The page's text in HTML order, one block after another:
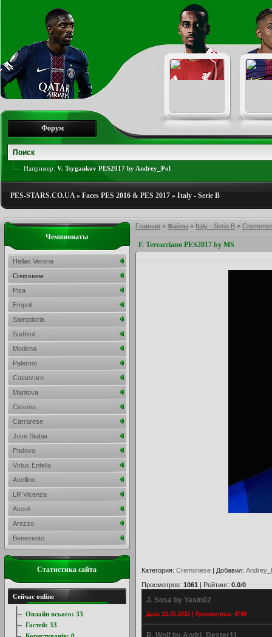
Форум
Например: V. Tsygankov PES2017 by Andrey_Pol
PES-STARS.CO.UA» Faces PES 2016 & PES 2017 » Italy - Serie B
Главная » Файлы » Italy - Serie B »
F. Terracciano PES2017 by MS
Категория: Cremonese | Добавил:
Просмотров: 1061 | Рейтинг: 0.0/0
J. Sosa by Yasin02
Дата: 21.05.2015 | Просмотров: 4740
R. Wolf by Andri_Dexter11
Чемпионаты
Hellas Verona
Cremonese
Pisa
Empoli
Sampdoria
Sudtirol
Modena
Palermo
Catanzaro
Mantova
Cesena
Carrarese
Juve Stabia
Padova
Virtus Entella
Avellino
LR Vicenza
Ascoli
Arezzo
Benevento
Статистика сайта
Сейчас online
Онлайн всього: 33
Гостей: 33